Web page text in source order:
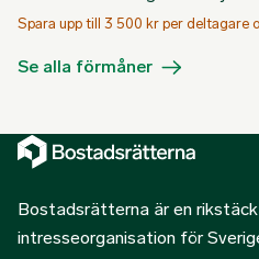
Spara upp till 3 500 kr per deltagare
Se alla förmåner
Bostadsrätterna är en
intresseorganisation för